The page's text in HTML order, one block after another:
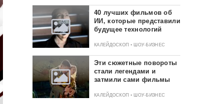
40 лучших фильмов об
ИИ, которые представили
будущее технологий
КАЛЕЙДОСКОП • ШОУ-БИЗНЕС
Эти сюжетные повороты
стали легендами и
затмили сами фильмы
КАЛЕЙДОСКОП • ШОУ-БИЗНЕС